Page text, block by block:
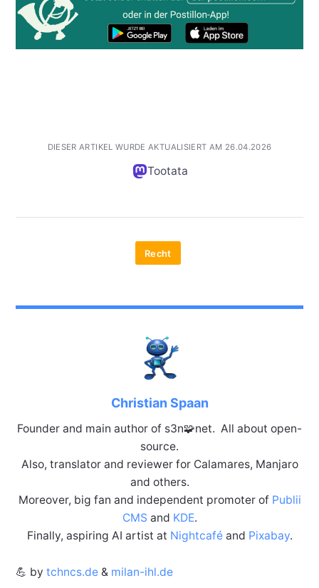
DIESER ARTIKEL WURDE AKTUALISIERT AM 26.04.2026
Tootata
Recht
Christian Spaan
Founder and main author of s3n🧩net. All about open-
source.
Also, translator and reviewer for Calamares, Manjaro
and others.
Moreover, big fan and independent promoter of Publii
CMS and KDE.
Finally, aspiring AI artist at Nightcaféand Pixabay.
💪 by tchncs.de& milan-ihl.de